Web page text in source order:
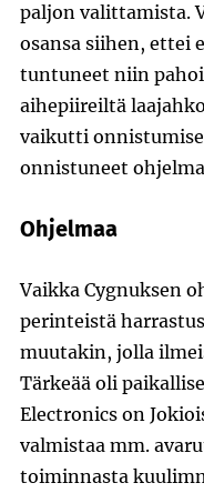
paljon valittamista.
osansa siihen, ettei
tuntuneet niin
aihepiireiltä
vaikutti
onnistuneet
Ohjelmaa
Vaikka Cygnuksen
perinteistä
muutakin, jolla
Tärkeää oli
Electronics on
valmistaa mm.
toiminnasta